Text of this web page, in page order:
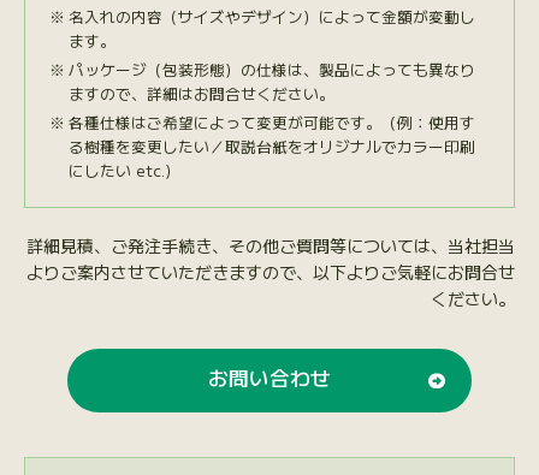
名入れの内容（サイズやデザイン）によって金額が変動し
ます。
パッケージ（包装形態）の仕様は、製品によっても異なり
ますので、詳細はお問合せください。
各種仕様はご希望によって変更が可能です。（例：使用す
る樹種を変更したい／取説台紙をオリジナルでカラー印刷
にしたい etc.）
詳細見積、ご発注手続き、その他ご質問等については、当社担当
よりご案内させていただきますので、以下よりご気軽にお問合せ
ください。
お問い合わせ